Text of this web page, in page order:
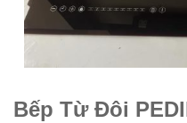
Bếp Từ Đôi